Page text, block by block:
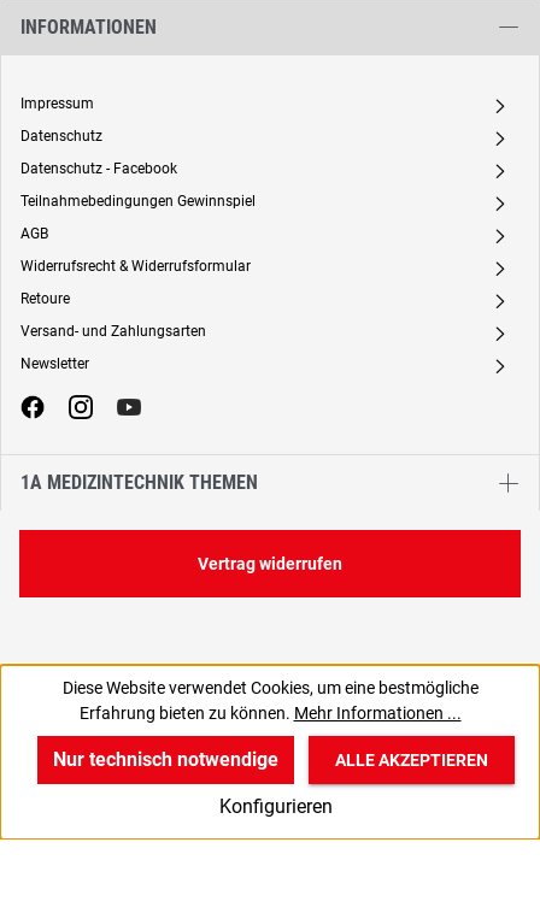
239,50 €
INFORMATIONEN
Impressum A
Datenschutz A
Datenschutz - Facebook A
Teilnahmebedingungen Gewinnspiel A
AGB A
Widerrufsrecht & Widerrufsformular A
Retoure A
Versand- und Zahlungsarten A
Newsletter A
1A MEDIZINTECHNIK THEMEN
Vertrag widerrufen
Diese Website verwendet Cookies, um eine bestmögliche
Erfahrung bieten zu können. Mehr Informationen ...
Nur technisch notwendige
Konfigurieren
ALLE AKZEPTIEREN
v
Produkte
B